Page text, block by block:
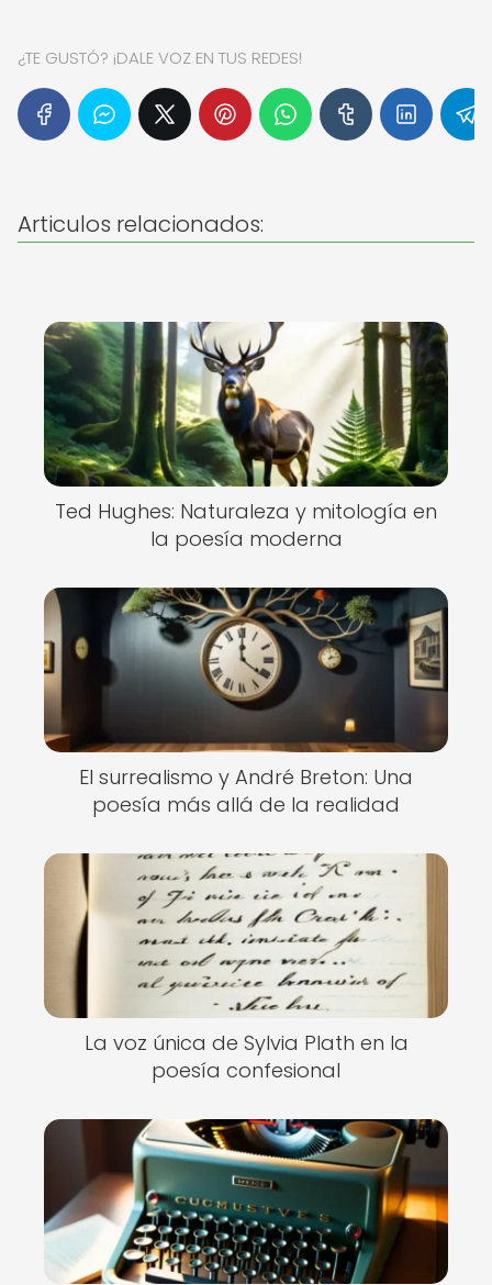
¿TE GUSTÓ? ¡DALE VOZ EN TUS REDES!
Articulos relacionados:
Ted Hughes: Naturaleza y mitología en
la poesía moderna
El surrealismo y André Breton: Una
poesía más allá de la realidad
La voz única de Sylvia Plath en la
poesía confesional